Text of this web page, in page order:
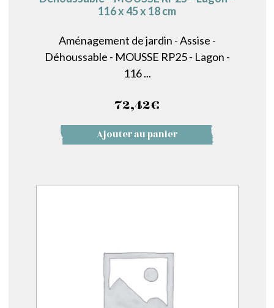
116 x 45 x 18 cm
Aménagement de jardin - Assise -
Déhoussable - MOUSSE RP25 - Lagon -
116 ...
72,42€
Ajouter au panier